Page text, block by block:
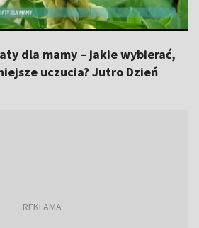
dla mamy – jakie wybierać,
uczucia? Jutro Dzień